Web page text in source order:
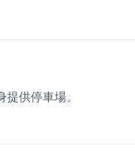
供停車場。